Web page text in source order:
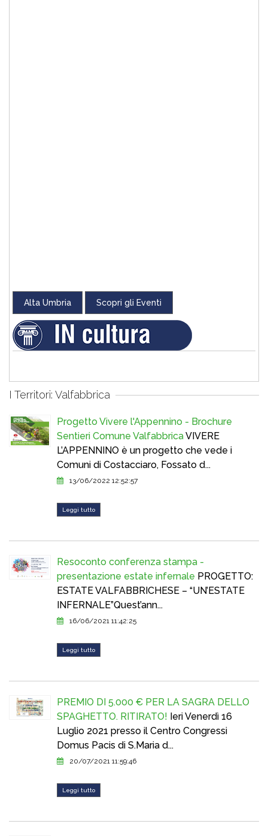
Alta Umbria Scopri gli Eventi
I Territori: Valfabbrica
Progetto Vivere l'Appennino - Brochure
Sentieri Comune ValfabbricaVIVERE
L’APPENNINO è un progetto che vede i
Comuni di Costacciaro, Fossato d...
13/06/2022 12:52:57
Leggi tutto
Resoconto conferenza stampa -
presentazione estate infernale PROGETTO:
ESTATE VALFABBRICHESE – “UN’ESTATE
INFERNALE”Quest’ann...
16/06/2021 11:42:25
Leggi tutto
PREMIO DI 5.000 € PER LA SAGRA DELLO
SPAGHETTO. RITIRATO! Ieri Venerdì 16
Luglio 2021 presso il Centro Congressi
Domus Pacis di S.Maria d...
20/07/2021 11:59:46
Leggi tutto